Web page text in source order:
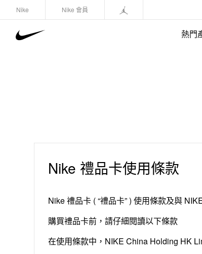
Nike Nike 會員
熱門
Nike 禮品卡使用條款
Nike 禮品卡 ( “禮品卡” ) 使用條款及與
購買禮品卡前，請仔細閱讀以下條款
在使用條款中，NIKE China Holding HK